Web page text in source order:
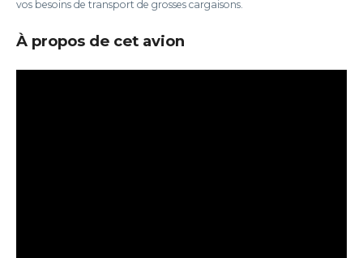
vos besoins de transport de grosses cargaisons.
À propos de cet avion